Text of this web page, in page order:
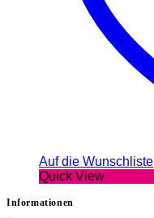
Auf die Wunschliste
Quick View
Informationen